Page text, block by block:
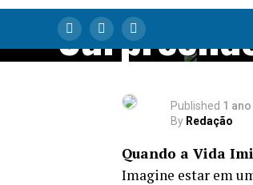
Published 1
By Redação
Quando a Vida
Imagine estar em